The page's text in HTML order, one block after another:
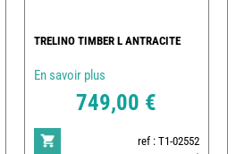
TRELINO TIMBER L ANTRACITE
En savoir plus
749,00 €
ref : T1-02552